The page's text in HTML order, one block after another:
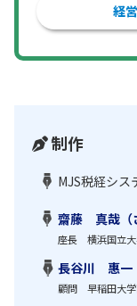
経
制作
MJS税経シ
齋藤 真哉（
座長 横浜国立大
長谷川 惠一
顧問 早稲田大学